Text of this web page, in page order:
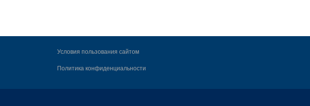
Условия пользования сайтом
Политика конфиденциальности